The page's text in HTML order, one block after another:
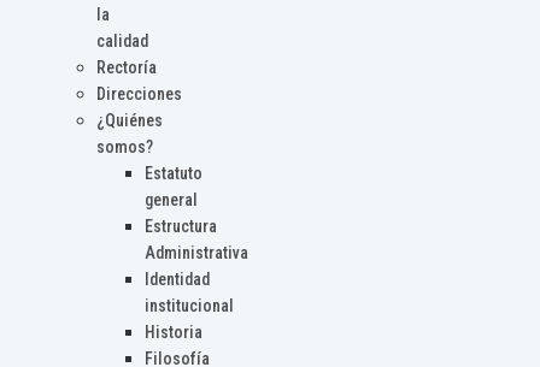
la
calidad
Rectoría
Direcciones
¿Quiénes
somos?
Estatuto
general
Estructura
Administrativa
Identidad
institucional
Historia
Filosofía